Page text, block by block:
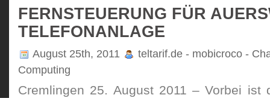
SMARTPHONES & HANDYS TABLET-PCS VERTRÄGE &
FERNSTEUERUNG FÜR
TELEFONANLAGE
August 25th, 2011
teltarif.de - mobicroco -
Computing
Cremlingen 25. August 2011 – Vorbei ist